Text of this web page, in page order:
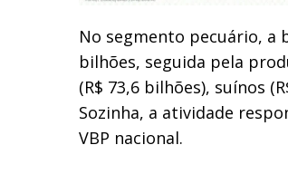
No segmento pecuário, a
bilhões, seguida pela
(R$ 73,6 bilhões), suínos
Sozinha, a atividade
VBP nacional.